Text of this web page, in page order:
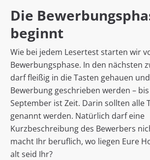
Die
beginnt
Wie bei jedem Lesertest starten wir
Bewerbungsphase. In den nächsten
darf fleißig in die Tasten gehauen
Bewerbung geschrieben werden –
September ist Zeit. Darin sollten alle
genannt werden. Natürlich darf eine
Kurzbeschreibung des Bewerbers
macht Ihr beruflich, wo liegen Eure
alt seid Ihr?